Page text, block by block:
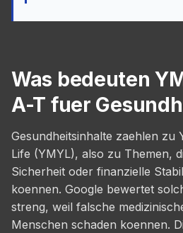
Was bedeuten
A-T fuer
Gesundheitsinhalte zaehlen
Life (YMYL), also zu Themen,
Sicherheit oder finanzielle
koennen. Google bewertet
streng, weil falsche
Menschen schaden koennen.